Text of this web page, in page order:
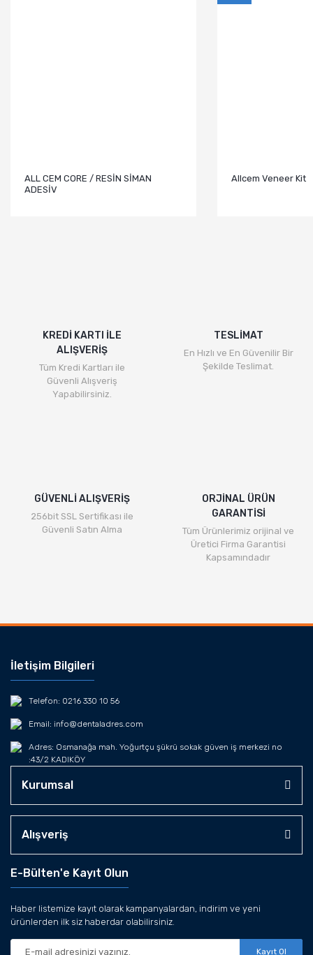
ALL CEM CORE / RESİN SİMAN
ADESİV
Allcem Veneer Kit
KREDİ KARTI İLE
ALIŞVERİŞ
Tüm Kredi Kartları ile
Güvenli Alışveriş
Yapabilirsiniz.
TESLİMAT
En Hızlı ve En Güvenilir Bir
Şekilde Teslimat.
GÜVENLİ ALIŞVERİŞ
256bit SSL Sertifikası ile
Güvenli Satın Alma
ORJİNAL ÜRÜN
GARANTİSİ
Tüm Ürünlerimiz orijinal ve
Üretici Firma Garantisi
Kapsamındadır
İletişim Bilgileri
Telefon: 0216 330 10 56
Email: info@dentaladres.com
Adres: Osmanağa mah. Yoğurtçu şükrü sokak güven iş merkezi no
:43/2 KADIKÖY
Kurumsal
Alışveriş
E-Bülten'e Kayıt Olun
Haber listemize kayıt olarak kampanyalardan, indirim ve yeni
ürünlerden ilk siz haberdar olabilirsiniz.
Kayıt Ol